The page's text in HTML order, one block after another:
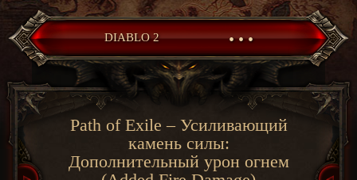
DIABLO 2 • • •
Path of Exile – Усиливающий
камень силы:
Дополнительный урон огнем